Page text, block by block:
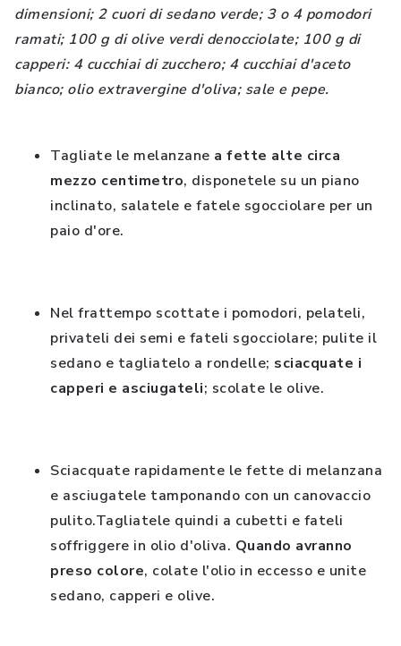
dimensioni; 2 cuori di sedano verde; 3 o 4 pomodori
ramati; 100 g di olive verdi denocciolate; 100 g di
capperi: 4 cucchiai di zucchero; 4 cucchiai d'aceto
bianco; olio extravergine d'oliva; sale e pepe.
Tagliate le melanzane a fette alte circa
mezzo centimetro, disponetele su un piano
inclinato, salatele e fatele sgocciolare per un
paio d'ore.
Nel frattempo scottate i pomodori, pelateli,
privateli dei semi e fateli sgocciolare; pulite il
sedano e tagliatelo a rondelle; sciacquate i
capperi e asciugateli; scolate le olive.
Sciacquate rapidamente le fette di melanzana
e asciugatele tamponando con un canovaccio
pulito.Tagliatele quindi a cubetti e fateli
soffriggere in olio d'oliva. Quando avranno
preso colore, colate l'olio in eccesso e unite
sedano, capperi e olive.